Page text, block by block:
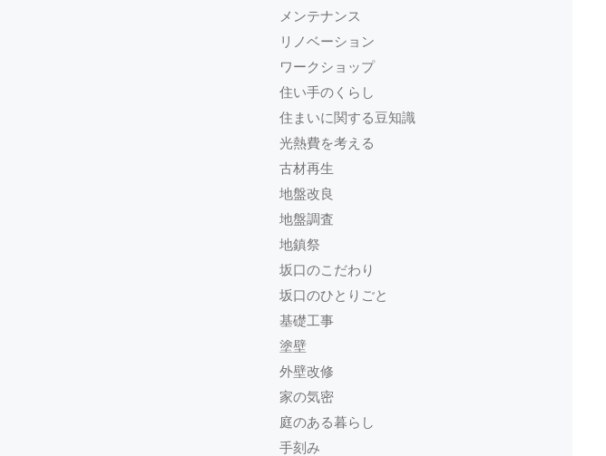
メンテナンス
リノベーション
ワークショップ
住い手のくらし
住まいに関する豆知識
光熱費を考える
古材再生
地盤改良
地盤調査
地鎮祭
坂口のこだわり
坂口のひとりごと
基礎工事
塗壁
外壁改修
家の気密
庭のある暮らし
手刻み